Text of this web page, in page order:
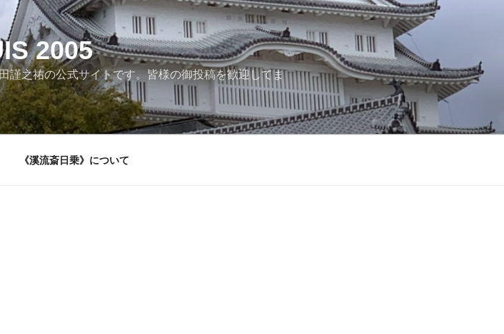
2005
謹之祐の公式サイトです。皆様の御投稿を歓迎してま
《溪流斎日乗》について